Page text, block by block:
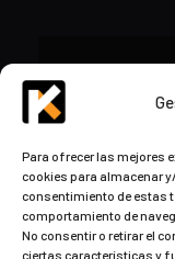
Para ofrecer las mejores
cookies para almacenar
consentimiento de estas
comportamiento de
No consentir o retirar el
ciertas características y
Plaza